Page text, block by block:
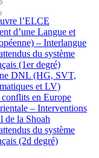
l’ELCE
d’une Langue et
– Interlangue
du système
(1er degré)
DNL (HG, SVT,
et LV)
en Europe
– Interventions
de la Shoah
du système
(2d degré)